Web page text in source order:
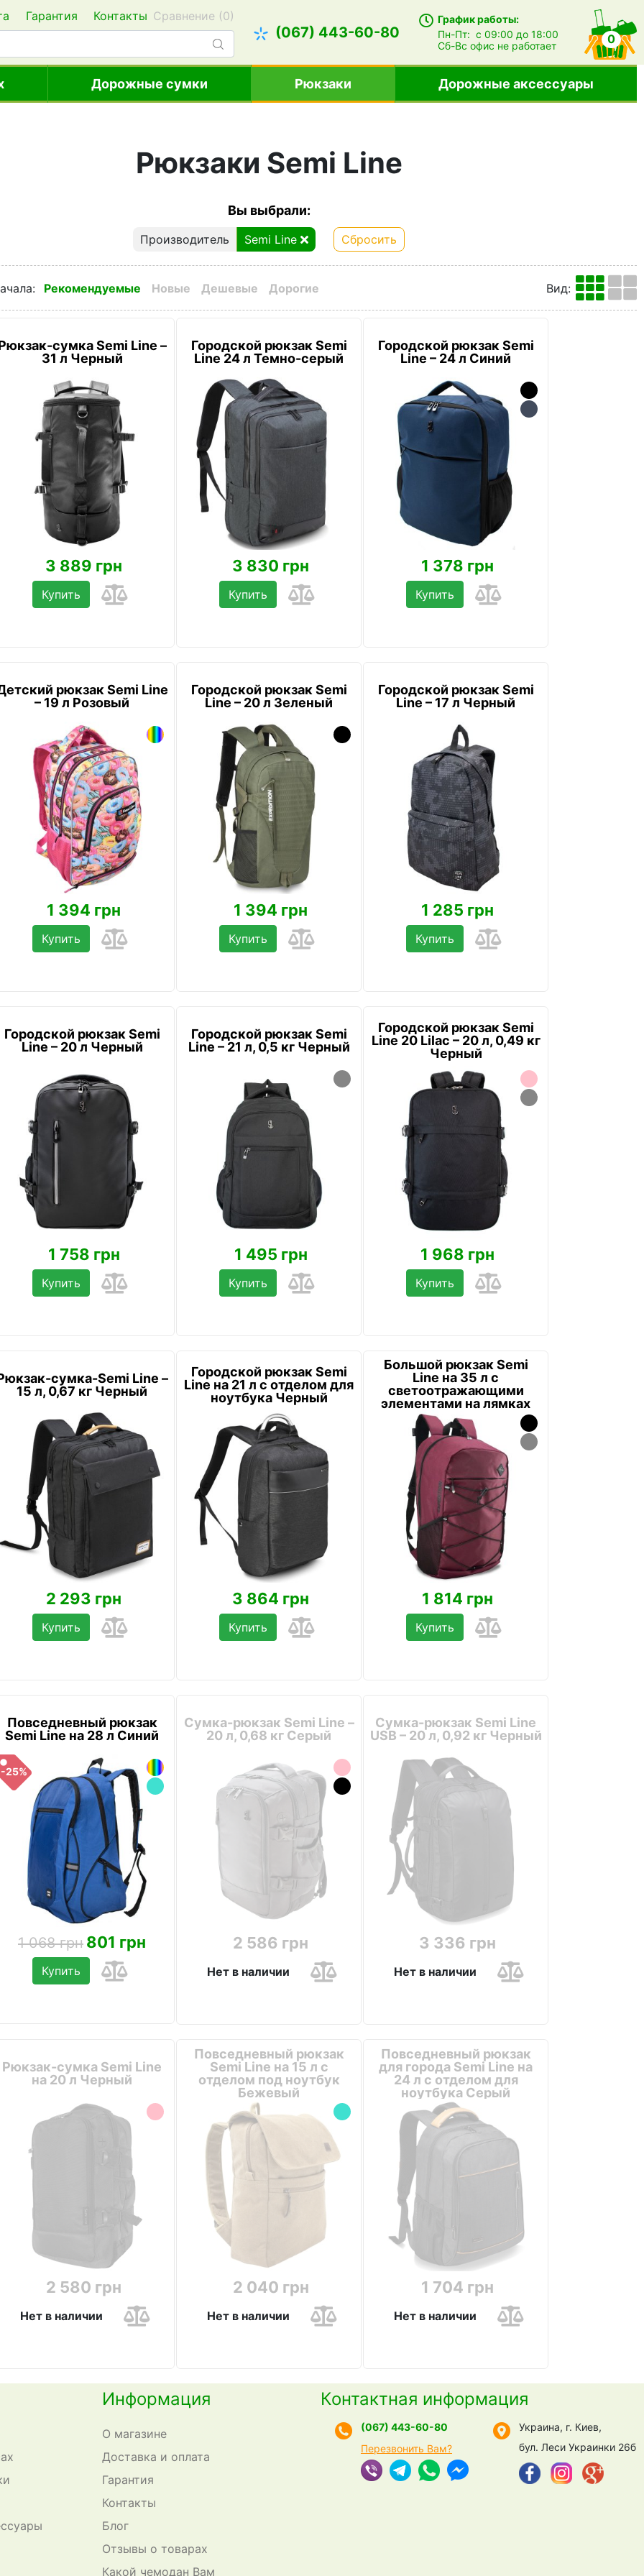
Гарантия Контакты Сравнение (0)
(067) 443-60-80
График работы:
Пн-Пт:с 09:00 до 18:00
Сб-Всофис не работает 0
Дорожные сумки Рюкзаки Дорожные аксессуары
Рюкзаки Semi Line
Вы выбрали:
Производитель Semi Line Сбросить
: Рекомендуемые Новые Дешевые Дорогие Вид:
сумка Semi Line –
31 л Черный
3 889 грн
Купить
Городской рюкзак Semi
Line 24 л Темно-серый
3 830 грн
Купить
Городской рюкзак Semi
Line – 24 л Синий
1 378 грн
Купить
рюкзак Semi Line
– 19 л Розовый
1 394 грн
Купить
Городской рюкзак Semi
Line – 20 л Зеленый
1 394 грн
Купить
Городской рюкзак Semi
Line – 17 л Черный
1 285 грн
Купить
Городской рюкзак Semi
Line – 20 л Черный
1 758 грн
Купить
Городской рюкзак Semi
Line – 21 л, 0,5 кг Черный
1 495 грн
Купить
Городской рюкзак Semi
Line 20 Lilac – 20 л, 0,49 кг
Черный
1 968 грн
Купить
сумка-Semi Line –
15 л, 0,67 кг Черный
2 293 грн
Купить
Городской рюкзак Semi
Line на 21 л с отделом для
ноутбука Черный
3 864 грн
Купить
Большой рюкзак Semi
Line на 35 л с
светоотражающими
элементами на лямках
Вишневый
1 814 грн
Купить
Повседневный рюкзак
Semi Line на 28 л Синий
-25%
1 068 грн 801 грн
Купить
Сумка-рюкзак Semi Line –
20 л, 0,68 кг Серый
2 586 грн
Нет в наличии
Сумка-рюкзак Semi Line
USB – 20 л, 0,92 кг Черный
3 336 грн
Нет в наличии
Рюкзак-сумка Semi Line
на 20 л Черный
2 580 грн
Нет в наличии
Повседневный рюкзак
Semi Line на 15 л с
отделом под ноутбук
Бежевый
2 040 грн
Нет в наличии
Повседневный рюкзак
для города Semi Line на
24 л с отделом для
ноутбука Серый
1 704 грн
Нет в наличии
Информация
О магазине
Доставка и оплата
Гарантия
Контакты
Блог
Отзывы о товарах
Какой чемодан Вам
Контактная информация
(067) 443-60-80
Перезвонить Вам?
Украина, г. Киев,
бул. Леси Украинки 26б